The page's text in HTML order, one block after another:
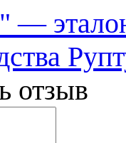
—
отзыв